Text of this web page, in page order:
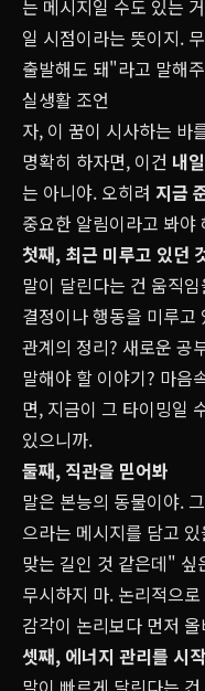
는 메시지일 수도 있는
일 시점이라는 뜻이지.
출발해도 돼"라고 말해
실생활 조언
자, 이 꿈이 시사하는 바
명확히 하자면, 이건 내
는 아니야. 오히려 지금
중요한 알림이라고 봐야
첫째, 최근 미루고 있던
말이 달린다는 건 움직
결정이나 행동을 미루고
관계의 정리? 새로운 공
말해야 할 이야기? 마음
면, 지금이 그 타이밍일
있으니까.
둘째, 직관을 믿어봐
말은 본능의 동물이야.
으라는 메시지를 담고
맞는 길인 것 같은데" 싶
무시하지 마. 논리적으
감각이 논리보다 먼저
셋째, 에너지 관리를 시